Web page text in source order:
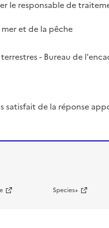
responsable de
et de la pêche
- Bureau de
satisfait de la réponse
Species+